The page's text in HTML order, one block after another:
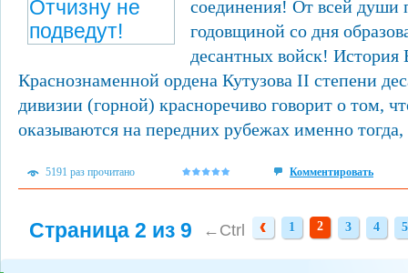
соединения! От всей души
годовщиной со дня
десантных войск!
Краснознаменной ордена Кутузова II степени
дивизии (горной) красноречиво говорит о том,
оказываются на передних рубежах именно тогда,
5191 раз прочитано Комментировать
Страница 2 из 9 ←Ctrl 1
1 2 3
3 4
4 5
5